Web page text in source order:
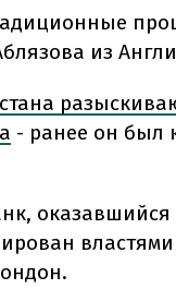
из
- ранее он был
властями